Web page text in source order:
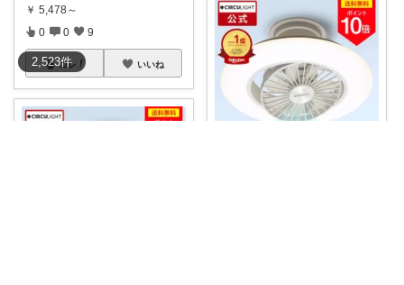
2,523件
￥ 5,478～
0 0 9
コレ いいね